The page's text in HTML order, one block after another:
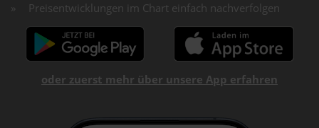
Preisentwicklungen im Chart einfach nachverfolgen
oder zuerst mehr über unsere App erfahren